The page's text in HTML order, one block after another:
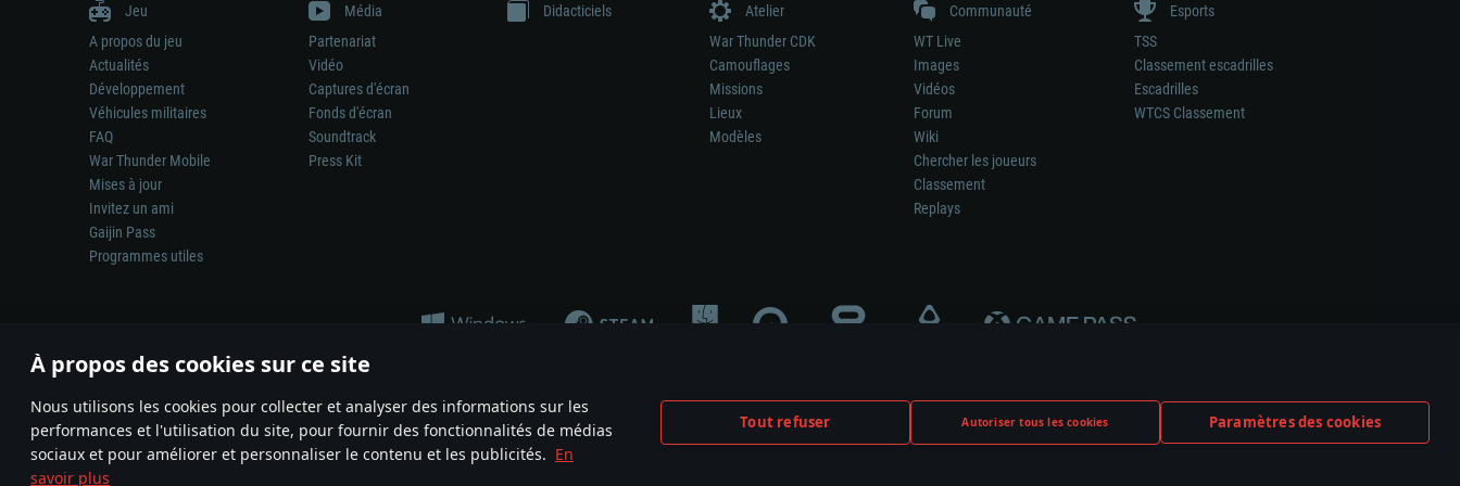
À propos des cookies sur ce site
Nous utilisons les cookies pour collecter et analyser des informations sur les
performances et l'utilisation du site, pour fournir des fonctionnalités de médias
sociaux et pour améliorer et personnaliser le contenu et les publicités. En
savoir plus
Tout refuser Autoriser tous les cookies Paramètres des cookies
Jeu
A propos du jeu
Actualités
Développement
Véhicules militaires
FAQ
War Thunder Mobile
Mises à jour
Invitez un ami
Gaijin Pass
Programmes utiles
Média
Partenariat
Vidéo
Captures d'écran
Fonds d'écran
Soundtrack
Press Kit
Didacticiels
Atelier
War Thunder CDK
Camouflages
Missions
Lieux
Modèles
Communauté
WT Live
Images
Vidéos
Forum
Wiki
Chercher les joueurs
Classement
Replays
Esports
TSS
Classement escadrilles
Escadrilles
WTCS Classement
La représentation d’une arme ou d’un véhicule réel dans ce jeu ne signifie pas la participation au développement du jeu, le sponsoring ou à l’approbation de tout fabricant d’armes ou de véhicule.
© 2011—2026 Gaijin Games Kft. All trademarks, logos and brand names are the property of their respective owners.
Termes et conditions